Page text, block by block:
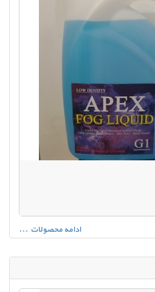
ادامه محصولات ...